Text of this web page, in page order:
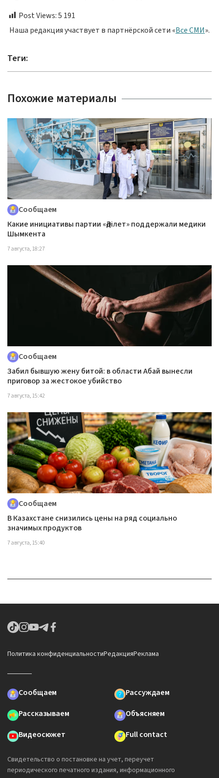
Post Views:5 191
Наша редакция участвует в партнёрской сети «Все СМИ».
Теги:
Похожие материалы
Сообщаем
Какие инициативы партии «Әділет» поддержали медики
Шымкента
7 августа, 18:27
Сообщаем
Забил бывшую жену битой: в области Абай вынесли
приговор за жестокое убийство
7 августа, 15:42
Сообщаем
В Казахстане снизились цены на ряд социально
значимых продуктов
7 августа, 15:40
Политика конфиденциальностиРедакцияРеклама
Сообщаем
Рассуждаем
Рассказываем
Объясняем
Видеосюжет
Full contact
Свидетельство о постановке на учет, переучет
периодического печатного издания, информационного